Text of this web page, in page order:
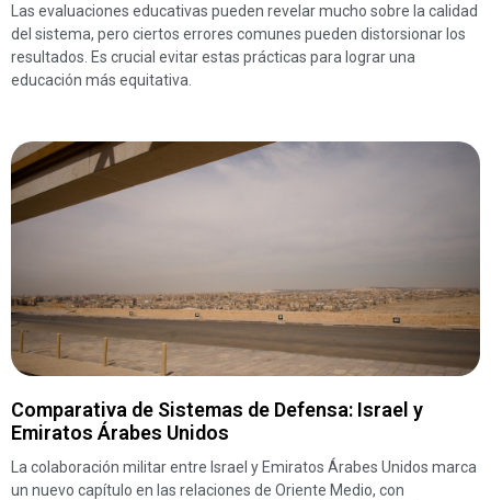
Las evaluaciones educativas pueden revelar mucho sobre la calidad
del sistema, pero ciertos errores comunes pueden distorsionar los
resultados. Es crucial evitar estas prácticas para lograr una
educación más equitativa.
Comparativa de Sistemas de Defensa: Israel y
Emiratos Árabes Unidos
La colaboración militar entre Israel y Emiratos Árabes Unidos marca
un nuevo capítulo en las relaciones de Oriente Medio, con